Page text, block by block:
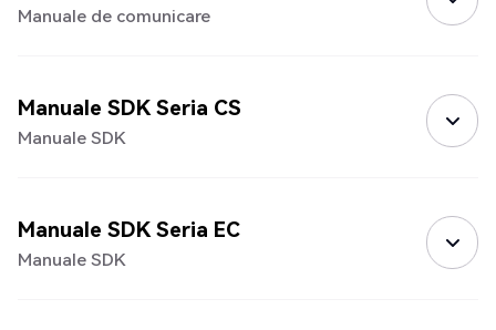
Manuale de comunicare
Manuale SDK Seria CS
Manuale SDK
Manuale SDK Seria EC
Manuale SDK